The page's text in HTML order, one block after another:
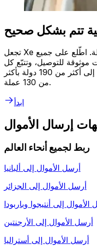
تتم بشكل صحيح
تجعل Xe التحويلات المالية الدولية سهلة وبسيطة. اطّلع على جميع
موثوقة للتوصيل، وتتبّع كل
عملية نقل في الوقت الفعلي. أرسل إلى أكثر من 190 دولة بأكثر
من 130 عملة.
ابدأ
إرسال الأموال
ربط لجميع أنحاء العالم
أرسل الأموال إلى ألبانيا
أرسل الأموال إلى الجزائر
الأموال إلى أنتيجوا وباربودا
أرسل الأموال إلى الأرجنتين
أرسل الأموال إلى أستراليا